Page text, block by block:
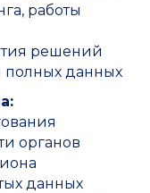
работы
решений
полных данных
органов
данных